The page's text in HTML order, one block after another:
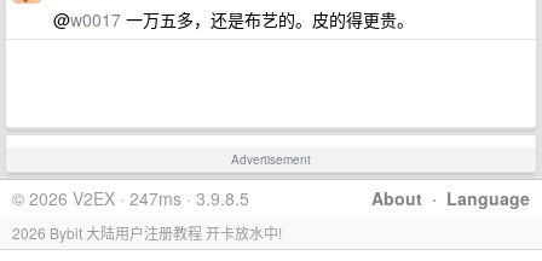
@w0017 一万五多，还是布艺的。皮的得更贵。
Advertisement
About · Language
© 2026 V2EX · 247ms · 3.9.8.5
2026 Bybit 大陆用户注册教程 开卡放水中!